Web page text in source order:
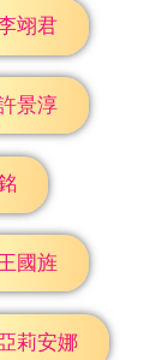
翊君
景淳
國旌
莉安娜